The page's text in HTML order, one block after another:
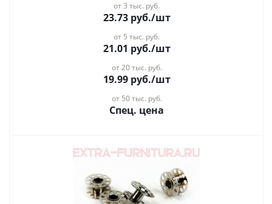
от 3 тыс. руб.
23.73руб./шт
от 5 тыс. руб.
21.01 руб./шт
от 20 тыс. руб.
19.99руб./шт
от 50 тыс. руб.
Спец. цена